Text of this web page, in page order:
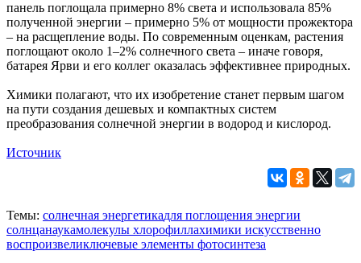
панель поглощала примерно 8% света и использовала 85%
полученной энергии – примерно 5% от мощности прожектора
– на расщепление воды. По современным оценкам, растения
поглощают около 1–2% солнечного света – иначе говоря,
батарея Ярви и его коллег оказалась эффективнее природных.
Химики полагают, что их изобретение станет первым шагом
на пути создания дешевых и компактных систем
преобразования солнечной энергии в водород и кислород.
Источник
Темы: солнечная энергетикадля поглощения энергии
солнцанаукамолекулы хлорофиллахимики искусственно
воспроизвелиключевые элементы фотосинтеза